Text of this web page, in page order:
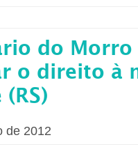
do Morro
o direito à
de 2012